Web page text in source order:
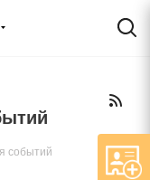
событий